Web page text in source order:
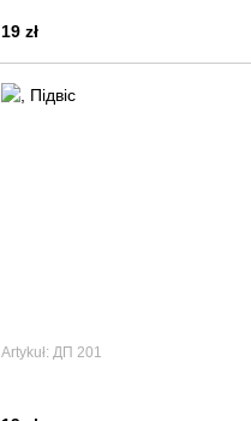
19 zł
Artykuł: ДП 201